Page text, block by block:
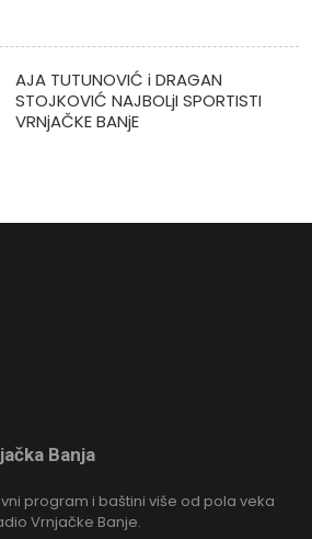
AJA TUTUNOVIĆ i DRAGAN
STOJKOVIĆ NAJBOLjI SPORTISTI
VRNjAČKE BANjE
Banja
program i baštini više od pola veka
Vrnjačke Banje.